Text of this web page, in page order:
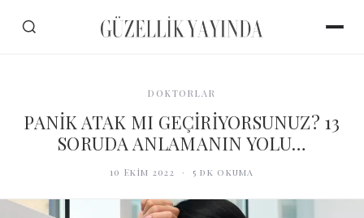
DOKTORLAR
PANİK ATAK MI GEÇİRİYORSUNUZ? 13
SORUDA ANLAMANIN YOLU…
10 Ekim 2022 · 5 dk okuma